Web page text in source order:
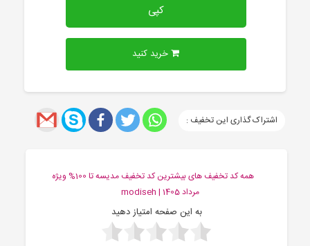
کپی
خرید کنید
اشتراک گذاری این تخفیف :
همه کد تخفیف های بیشترین کد تخفیف مدیسه تا 100% ویژه
مرداد 1405 | modiseh
به این صفحه امتیاز دهید